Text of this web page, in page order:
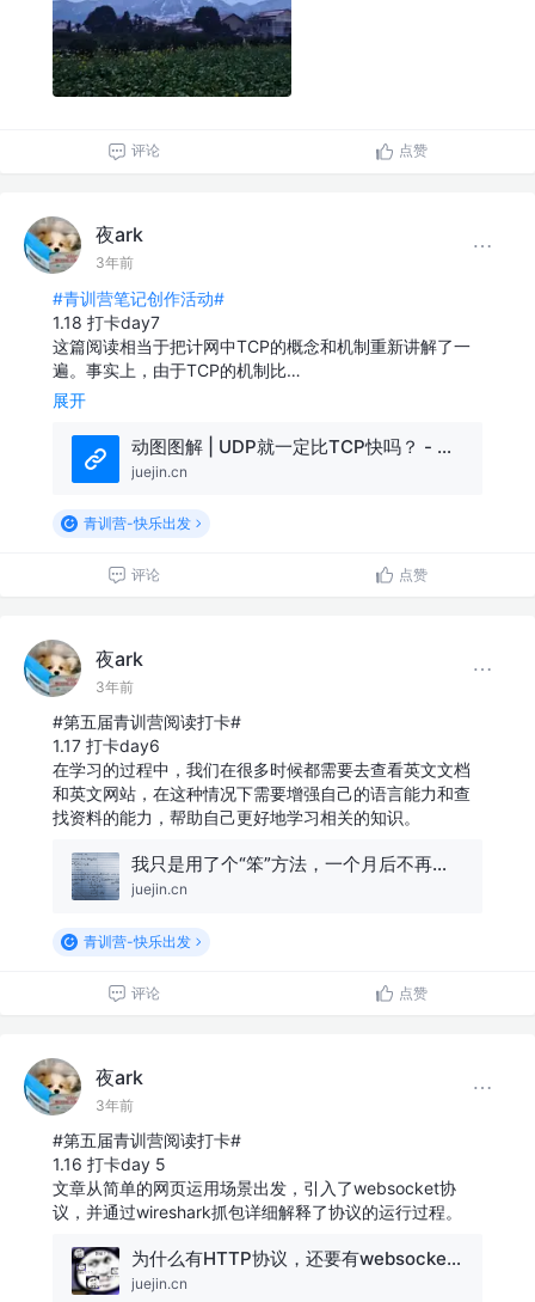
评论 点赞
夜ark
3年前
#青训营笔记创作活动#
1.18 打卡day7
这篇阅读相当于把计网中TCP的概念和机制重新讲解了一
遍。事实上，由于TCP的机制比…
展开
动图图解 | UDP就一定比TCP快吗？ - 掘金
juejin.cn
青训营-快乐出发
评论 点赞
夜ark
3年前
#第五届青训营阅读打卡#
1.17 打卡day6
在学习的过程中，我们在很多时候都需要去查看英文文档
和英文网站，在这种情况下需要增强自己的语言能力和查
找资料的能力，帮助自己更好地学习相关的知识。
我只是用了个“笨”方法，一个月后不再惧怕英文文档
juejin.cn
青训营-快乐出发
评论 点赞
夜ark
3年前
#第五届青训营阅读打卡#
1.16 打卡day 5
文章从简单的网页运用场景出发，引入了websocket协
议，并通过wireshark抓包详细解释了协议的运行过程。
为什么有HTTP协议，还要有websocket协议？
juejin.cn